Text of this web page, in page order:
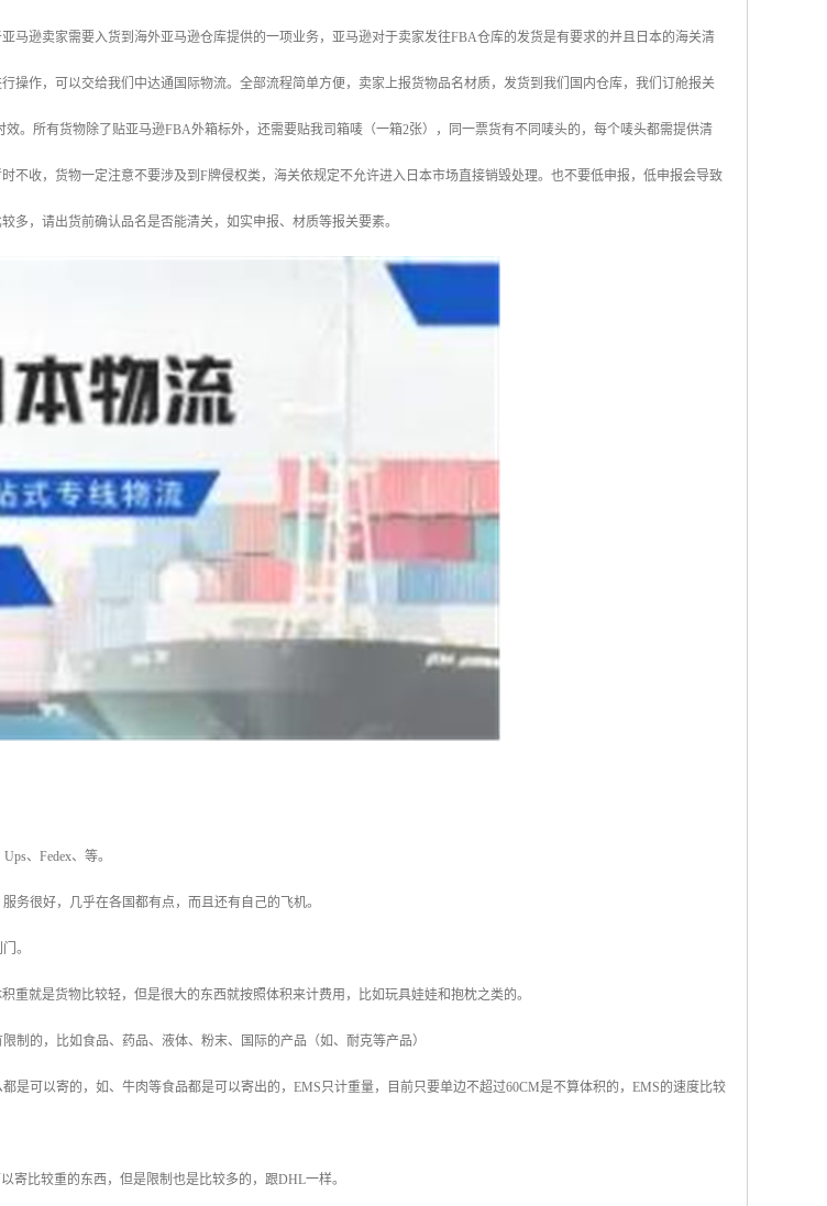
马逊卖家需要入货到海外亚马逊仓库提供的一项业务，亚马逊对于卖家发往FBA仓库的发货是有要求的并且日本的海关清
操作，可以交给我们中达通国际物流。全部流程简单方便，卖家上报货物品名材质，发货到我们国内仓库，我们订舱报关
。所有货物除了贴亚马逊FBA外箱标外，还需要贴我司箱唛（一箱2张），同一票货有不同唛头的，每个唛头都需提供清
不收，货物一定注意不要涉及到F牌侵权类，海关依规定不允许进入日本市场直接销毁处理。也不要低申报，低申报会导致
多，请出货前确认品名是否能清关，如实申报、材质等报关要素。
、Fedex、等。
务很好，几乎在各国都有点，而且还有自己的飞机。
。
重就是货物比较轻，但是很大的东西就按照体积来计费用，比如玩具娃娃和抱枕之类的。
制的，比如食品、药品、液体、粉末、国际的产品（如、耐克等产品）
是可以寄的，如、牛肉等食品都是可以寄出的，EMS只计重量，目前只要单边不超过60CM是不算体积的，EMS的速度比较
寄比较重的东西，但是限制也是比较多的，跟DHL一样。